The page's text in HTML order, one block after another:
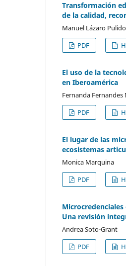
Transformación
de la calidad,
Manuel Lázaro Pulido
PDF
El uso de la
en Iberoamérica
Fernanda
PDF
El lugar de las
ecosistemas
Monica Marquina
PDF
Una revisión
Andrea Soto-Grant
PDF